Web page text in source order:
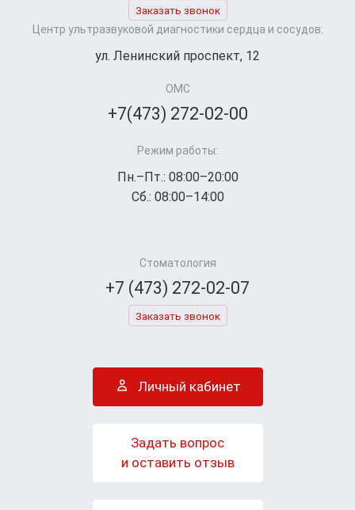
Заказать звонок
Центр ультразвуковой диагностики сердца и сосудов:
ул. Ленинский проспект, 12
ОМС
+7(473) 272-02-00
Режим работы:
Пн.–Пт.: 08:00–20:00
Сб.: 08:00–14:00
Стоматология
+7 (473) 272-02-07
Заказать звонок
Личный кабинет
Задать вопрос
и оставить отзыв